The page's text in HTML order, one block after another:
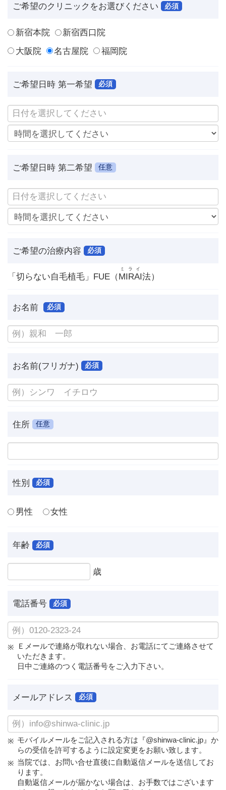
ご希望のクリニック をお選びください 必須
新宿本院
新宿西口院
大阪院
名古屋院 福岡院
ご希望日時 第一希望 必須
ご希望日時 第二希望 任意
ご希望の治療内容 必須
「切らない自毛植毛」FUE（MIRAI
ミライ
法）
お名前 必須
お名前(フリガナ) 必須
住所 任意
性別 必須
男性 女性
年齢 必須
歳
電話番号 必須
Ｅメールで連絡が取れない場合、お電話にてご連絡させて
いただきます。
日中ご連絡のつく電話番号をご入力下さい。
メールアドレス 必須
モバイルメールをご記入される方は『@shinwa-clinic.jp』か
らの受信を許可するように設定変更をお願い致します。
当院では、お問い合せ直後に自動返信メールを送信してお
ります。
自動返信メールが届かない場合は、お手数ではございます